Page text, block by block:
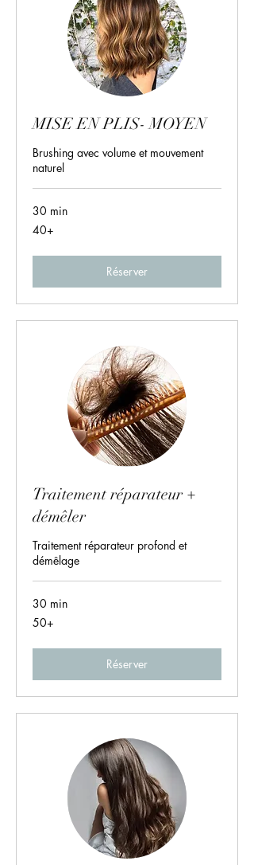
MISE EN PLIS- MOYEN
Brushing avec volume et mouvement
naturel
30 min
40+
40+
Réserver
Traitement réparateur +
démêler
Traitement réparateur profond et
démêlage
30 min
50+
50+
Réserver